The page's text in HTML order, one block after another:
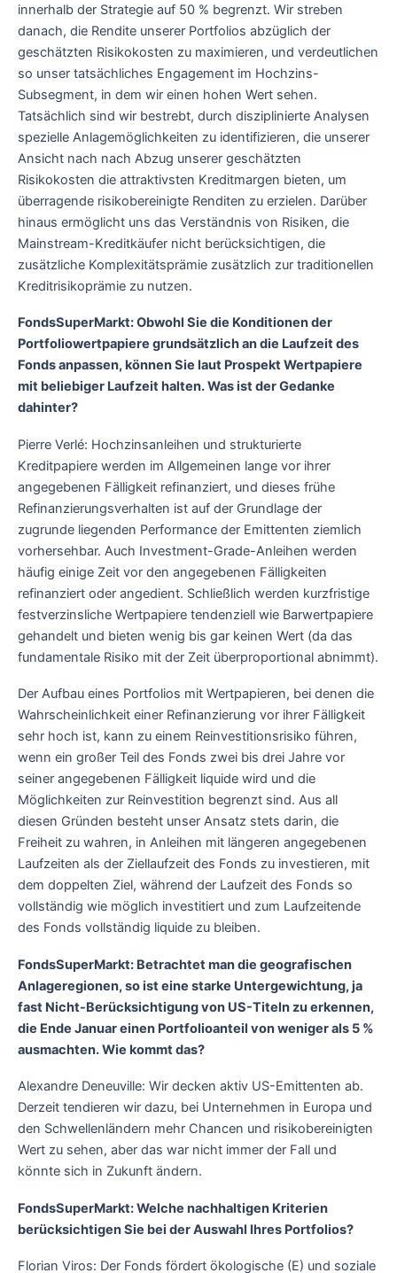
innerhalb der Strategie auf 50 % begrenzt. Wir streben
danach, die Rendite unserer Portfolios abzüglich der
geschätzten Risikokosten zu maximieren, und verdeutlichen
so unser tatsächliches Engagement im Hochzins-
Subsegment, in dem wir einen hohen Wert sehen.
Tatsächlich sind wir bestrebt, durch disziplinierte Analysen
spezielle Anlagemöglichkeiten zu identifizieren, die unserer
Ansicht nach nach Abzug unserer geschätzten
Risikokosten die attraktivsten Kreditmargen bieten, um
überragende risikobereinigte Renditen zu erzielen. Darüber
hinaus ermöglicht uns das Verständnis von Risiken, die
Mainstream-Kreditkäufer nicht berücksichtigen, die
zusätzliche Komplexitätsprämie zusätzlich zur traditionellen
Kreditrisikoprämie zu nutzen.
FondsSuperMarkt: Obwohl Sie die Konditionen der
Portfoliowertpapiere grundsätzlich an die Laufzeit des
Fonds anpassen, können Sie laut Prospekt Wertpapiere
mit beliebiger Laufzeit halten. Was ist der Gedanke
dahinter?
Pierre Verlé: Hochzinsanleihen und strukturierte
Kreditpapiere werden im Allgemeinen lange vor ihrer
angegebenen Fälligkeit refinanziert, und dieses frühe
Refinanzierungsverhalten ist auf der Grundlage der
zugrunde liegenden Performance der Emittenten ziemlich
vorhersehbar. Auch Investment-Grade-Anleihen werden
häufig einige Zeit vor den angegebenen Fälligkeiten
refinanziert oder angedient. Schließlich werden kurzfristige
festverzinsliche Wertpapiere tendenziell wie Barwertpapiere
gehandelt und bieten wenig bis gar keinen Wert (da das
fundamentale Risiko mit der Zeit überproportional abnimmt).
Der Aufbau eines Portfolios mit Wertpapieren, bei denen die
Wahrscheinlichkeit einer Refinanzierung vor ihrer Fälligkeit
sehr hoch ist, kann zu einem Reinvestitionsrisiko führen,
wenn ein großer Teil des Fonds zwei bis drei Jahre vor
seiner angegebenen Fälligkeit liquide wird und die
Möglichkeiten zur Reinvestition begrenzt sind. Aus all
diesen Gründen besteht unser Ansatz stets darin, die
Freiheit zu wahren, in Anleihen mit längeren angegebenen
Laufzeiten als der Ziellaufzeit des Fonds zu investieren, mit
dem doppelten Ziel, während der Laufzeit des Fonds so
vollständig wie möglich investitiert und zum Laufzeitende
des Fonds vollständig liquide zu bleiben.
FondsSuperMarkt: Betrachtet man die geografischen
Anlageregionen, so ist eine starke Untergewichtung, ja
fast Nicht-Berücksichtigung von US-Titeln zu erkennen,
die Ende Januar einen Portfolioanteil von weniger als 5 %
ausmachten. Wie kommt das?
Alexandre Deneuville: Wir decken aktiv US-Emittenten ab.
Derzeit tendieren wir dazu, bei Unternehmen in Europa und
den Schwellenländern mehr Chancen und risikobereinigten
Wert zu sehen, aber das war nicht immer der Fall und
könnte sich in Zukunft ändern.
FondsSuperMarkt: Welche nachhaltigen Kriterien
berücksichtigen Sie bei der Auswahl Ihres Portfolios?
Florian Viros: Der Fonds fördert ökologische (E) und soziale